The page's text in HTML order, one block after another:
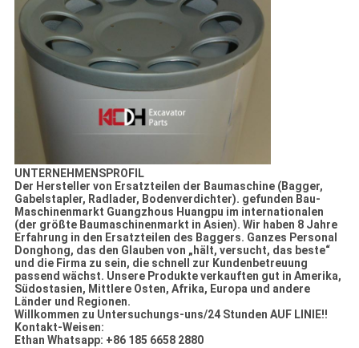
UNTERNEHMENSPROFIL
Der Hersteller von Ersatzteilen der Baumaschine (Bagger,
Gabelstapler, Radlader, Bodenverdichter). gefunden Bau-
Maschinenmarkt Guangzhous Huangpu im internationalen
(der größte Baumaschinenmarkt in Asien). Wir haben 8 Jahre
Erfahrung in den Ersatzteilen des Baggers. Ganzes Personal
Donghong, das den Glauben von „hält, versucht, das beste“
und die Firma zu sein, die schnell zur Kundenbetreuung
passend wächst. Unsere Produkte verkauften gut in Amerika,
Südostasien, Mittlere Osten, Afrika, Europa und andere
Länder und Regionen.
Willkommen zu Untersuchungs-uns/24 Stunden AUF LINIE!!
Kontakt-Weisen:
Ethan Whatsapp: +86 185 6658 2880